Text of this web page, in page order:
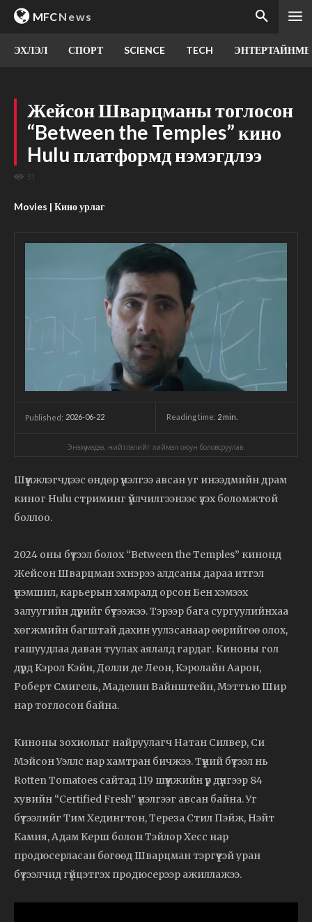
MFCNews
ЭХЛЭЛ СПОРТ SCIENCE TECH
Жейсон Шварцманы тоглосон
“Between the Temples” кино
Hulu платформд нэмэгдлээ
31
Movies | Кино урлаг
Published: 2026-06-22 Reading time: 2 min.
Энэхүү мэдээ, нийтлэлийг хиймэл оюун боловсруулав.
Шүүмжлэгчдээс өндөр үнэлгээ авсан уг инээдмийн драм
киног Hulu стриминг үйлчилгээнээс үзэх боломжтой
боллоо.
2024 оны бүтээл болох “Between the Temples” кинонд
Жейсон Шварцман эхнэрээ алдсаны дараа итгэл
үнэмшил, карьерын хямралд орсон Бен хэмээх
залуугийн дүрийг бүтээжээ. Тэрээр бага сургуулийнхаа
хөгжмийн багштай дахин уулзсанаар өөрийгөө олох,
гашуудлаа даван туулах аялалд гардаг. Киноны гол
дүрд Кэрол Кэйн, Долли де Леон, Кэролайн Аарон,
Роберт Смигель, Маделин Вайнштейн, Мэттью Шир
нар тоглосон байна.
Киноны зохиолыг найруулагч Натан Силвер, Си
Мэйсон Уэллс нар хамтран бичжээ. Түүний бүтээл нь
Rotten Tomatoes сайтад 119 шүүмжийн үр дүнгээр 84
хувийн “Certified Fresh” үнэлгээг авсан байна. Уг
бүтээлийг Тим Хедингтон, Тереза Стил Пэйж, Нэйт
Камия, Адам Керш болон Тэйлор Хесс нар
продюсерласан бөгөөд Шварцман тэргүүтэй уран
бүтээлчид гүйцэтгэх продюсерээр ажиллажээ.